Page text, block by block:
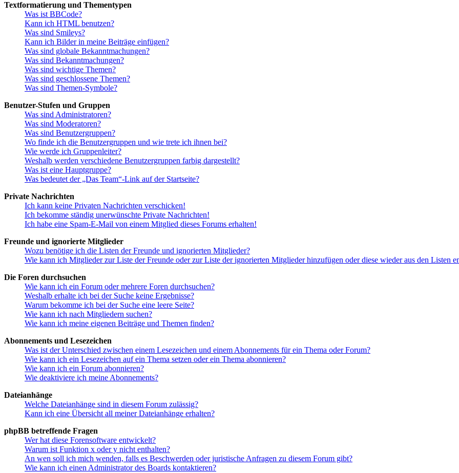
Textformatierung und Thementypen
Was ist BBCode?
Kann ich HTML benutzen?
Was sind Smileys?
Kann ich Bilder in meine Beiträge einfügen?
Was sind globale Bekanntmachungen?
Was sind Bekanntmachungen?
Was sind wichtige Themen?
Was sind geschlossene Themen?
Was sind Themen-Symbole?
Benutzer-Stufen und Gruppen
Was sind Administratoren?
Was sind Moderatoren?
Was sind Benutzergruppen?
Wo finde ich die Benutzergruppen und wie trete ich ihnen bei?
Wie werde ich Gruppenleiter?
Weshalb werden verschiedene Benutzergruppen farbig dargestellt?
Was ist eine Hauptgruppe?
Was bedeutet der „Das Team“-Link auf der Startseite?
Private Nachrichten
Ich kann keine Privaten Nachrichten verschicken!
Ich bekomme ständig unerwünschte Private Nachrichten!
Ich habe eine Spam-E-Mail von einem Mitglied dieses Forums erhalten!
Freunde und ignorierte Mitglieder
Wozu benötige ich die Listen der Freunde und ignorierten Mitglieder?
Wie kann ich Mitglieder zur Liste der Freunde oder zur Liste der ignorierten Mitglieder hinzufügen oder diese wieder aus den Listen
Die Foren durchsuchen
Wie kann ich ein Forum oder mehrere Foren durchsuchen?
Weshalb erhalte ich bei der Suche keine Ergebnisse?
Warum bekomme ich bei der Suche eine leere Seite?
Wie kann ich nach Mitgliedern suchen?
Wie kann ich meine eigenen Beiträge und Themen finden?
Abonnements und Lesezeichen
Was ist der Unterschied zwischen einem Lesezeichen und einem Abonnements für ein Thema oder Forum?
Wie kann ich ein Lesezeichen auf ein Thema setzen oder ein Thema abonnieren?
Wie kann ich ein Forum abonnieren?
Wie deaktiviere ich meine Abonnements?
Dateianhänge
Welche Dateianhänge sind in diesem Forum zulässig?
Kann ich eine Übersicht all meiner Dateianhänge erhalten?
phpBB betreffende Fragen
Wer hat diese Forensoftware entwickelt?
Warum ist Funktion x oder y nicht enthalten?
An wen soll ich mich wenden, falls es Beschwerden oder juristische Anfragen zu diesem Forum gibt?
Wie kann ich einen Administrator des Boards kontaktieren?